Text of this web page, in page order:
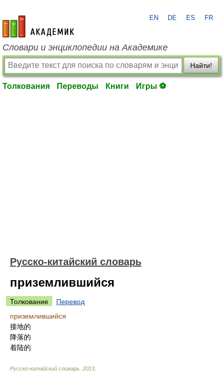
academic.ru
EN DE ES FR
Словари и энциклопедии на Академике
Найти!
Толкования Переводы Книги Игры ⚽
Русско-китайский словарь
приземлившийся
Толкование
Перевод
приземлившийся
接地的
降落的
着陆的
Русско-китайский словарь 2013